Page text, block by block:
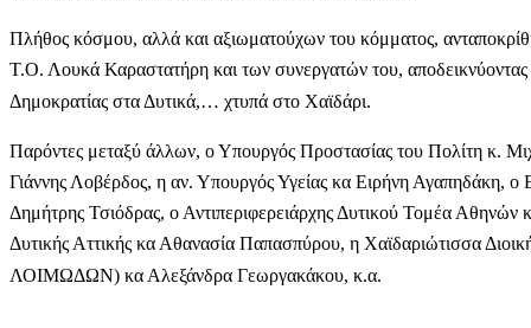
Πλήθος κόσμου, αλλά και αξιωματούχων του κόμματος,
Τ.Ο. Λουκά Καραστατήρη και των συνεργατών του, αποδεικνύοντας
Δημοκρατίας στα Δυτικά,… χτυπά στο Χαϊδάρι.
Παρόντες μεταξύ άλλων, ο Υπουργός Προστασίας του Πολίτη κ.
Γιάννης Λοβέρδος, η αν. Υπουργός Υγείας κα Ειρήνη Αγαπηδάκη,
Δημήτρης Τσιόδρας, ο Αντιπεριφερειάρχης Δυτικού Τομέα Αθηνών
Δυτικής Αττικής κα Αθανασία Παπασπύρου, η Χαϊδαριώτισσα
ΛΟΙΜΩΔΩΝ) κα Αλεξάνδρα Γεωργακάκου, κ.α.